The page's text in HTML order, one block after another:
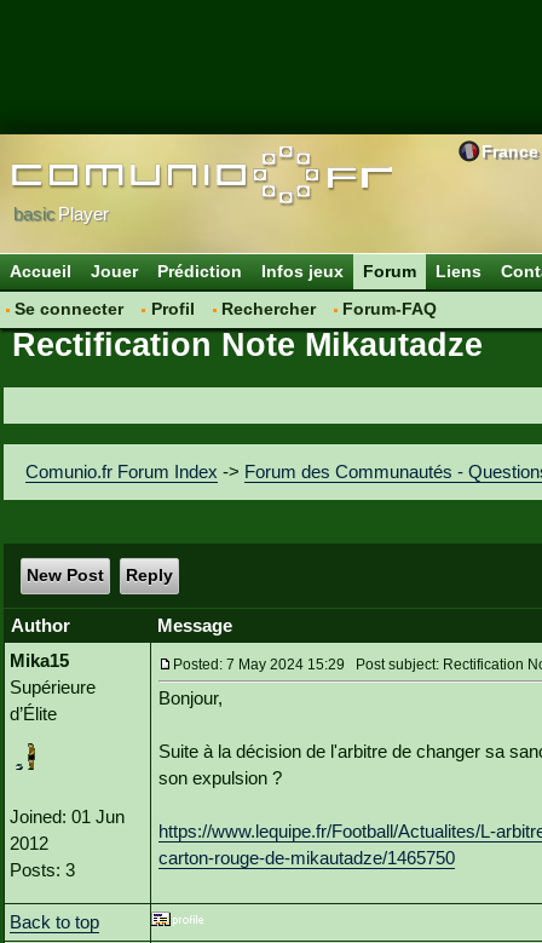
France
basicPlayer
Accueil Jouer Prédiction Infos jeux
Forum
Se connecter
Profil Rechercher Forum-FAQ
Liens
Rectification Note Mikautadze
Comunio.fr Forum Index -> Forum des Communautés -
New Post Reply
Author
Message
Mika15
Supérieure
d’Élite
Joined: 01 Jun
2012
Posts: 3
Posted: 7 May 2024 15:29 Post subject: Rectification
Bonjour,
Suite à la décision de l'arbitre de changer sa
son expulsion ?
https://www.lequipe.fr/Football/Actualites/L-
carton-rouge-de-mikautadze/1465750
Back to top